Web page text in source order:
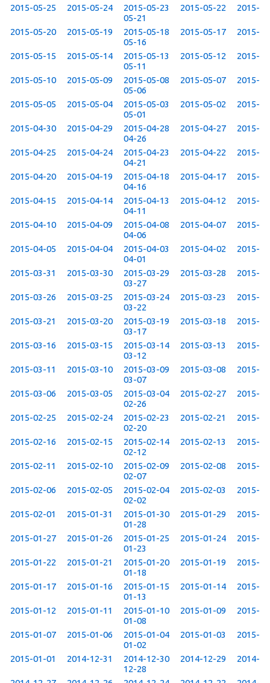
2015-05-25
2015-05-24 2015-05-23 2015-05-22
2015-
05-21
2015-05-20
2015-05-19 2015-05-18 2015-05-17
2015-
05-16
2015-05-15
2015-05-14 2015-05-13 2015-05-12
2015-
05-11
2015-05-10
2015-05-09 2015-05-08 2015-05-07
2015-
05-06
2015-05-05
2015-05-04 2015-05-03 2015-05-02
2015-
05-01
2015-04-30
2015-04-29 2015-04-28 2015-04-27
2015-
04-26
2015-04-25
2015-04-24 2015-04-23 2015-04-22
2015-
04-21
2015-04-20
2015-04-19 2015-04-18 2015-04-17
2015-
04-16
2015-04-15
2015-04-14 2015-04-13 2015-04-12
2015-
04-11
2015-04-10
2015-04-09 2015-04-08 2015-04-07
2015-
04-06
2015-04-05
2015-04-04 2015-04-03 2015-04-02
2015-
04-01
2015-03-31
2015-03-30 2015-03-29 2015-03-28
2015-
03-27
2015-03-26
2015-03-25 2015-03-24 2015-03-23
2015-
03-22
2015-03-21
2015-03-20 2015-03-19 2015-03-18
2015-
03-17
2015-03-16
2015-03-15 2015-03-14 2015-03-13
2015-
03-12
2015-03-11
2015-03-10 2015-03-09 2015-03-08
2015-
03-07
2015-03-06
2015-03-05 2015-03-04 2015-02-27
2015-
02-26
2015-02-25
2015-02-24 2015-02-23 2015-02-21
2015-
02-20
2015-02-16
2015-02-15 2015-02-14 2015-02-13
2015-
02-12
2015-02-11
2015-02-10 2015-02-09 2015-02-08
2015-
02-07
2015-02-06
2015-02-05 2015-02-04 2015-02-03
2015-
02-02
2015-02-01
2015-01-31 2015-01-30 2015-01-29
2015-
01-28
2015-01-27
2015-01-26 2015-01-25 2015-01-24
2015-
01-23
2015-01-22
2015-01-21 2015-01-20 2015-01-19
2015-
01-18
2015-01-17
2015-01-16 2015-01-15 2015-01-14
2015-
01-13
2015-01-12
2015-01-11 2015-01-10 2015-01-09
2015-
01-08
2015-01-07
2015-01-06 2015-01-04 2015-01-03
2015-
01-02
2015-01-01
2014-12-31 2014-12-30 2014-12-29
2014-
12-28